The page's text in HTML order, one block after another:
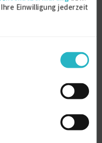
Ihre Einwilligung jederzeit